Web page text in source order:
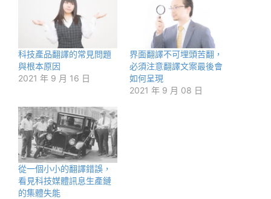
科技產品翻譯的常見問題
與根本原因
2021 年 9 月 16 日
界面翻譯不可埋頭苦翻，
必須注意翻譯文案最後會
如何呈現
2021 年 9 月 08 日
從一個小小的翻譯錯誤，
看見科技媒體訊息生產鏈
的集體失能